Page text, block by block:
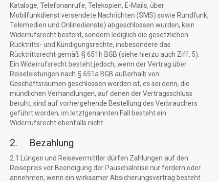
Kataloge, Telefonanrufe, Telekopien, E-Mails, über
Mobilfunkdienst versendete Nachrichten (SMS) sowie Rundfunk,
Telemedien und Onlinedienste) abgeschlossen wurden, kein
Widerrufsrecht besteht, sondern lediglich die gesetzlichen
Rücktritts- und Kündigungsrechte, insbesondere das
Rücktrittsrecht gemäß § 651h BGB (siehe hierzu auch Ziff. 5).
Ein Widerrufsrecht besteht jedoch, wenn der Vertrag über
Reiseleistungen nach § 651a BGB außerhalb von
Geschäftsräumen geschlossen worden ist, es sei denn, die
mündlichen Verhandlungen, auf denen der Vertragsschluss
beruht, sind auf vorhergehende Bestellung des Verbrauchers
geführt worden; im letztgenannten Fall besteht ein
Widerrufsrecht ebenfalls nicht.
2. Bezahlung
2.1 Lüngen und Reisevermittler dürfen Zahlungen auf den
Reisepreis vor Beendigung der Pauschalreise nur fordern oder
annehmen, wenn ein wirksamer Absicherungsvertrag besteht